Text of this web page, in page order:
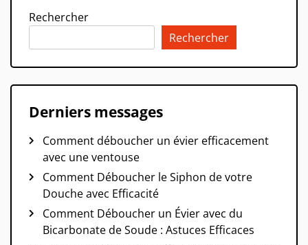
Rechercher
Rechercher
Derniers messages
Comment déboucher un évier efficacement
avec une ventouse
Comment Déboucher le Siphon de votre
Douche avec Efficacité
Comment Déboucher un Évier avec du
Bicarbonate de Soude : Astuces Efficaces